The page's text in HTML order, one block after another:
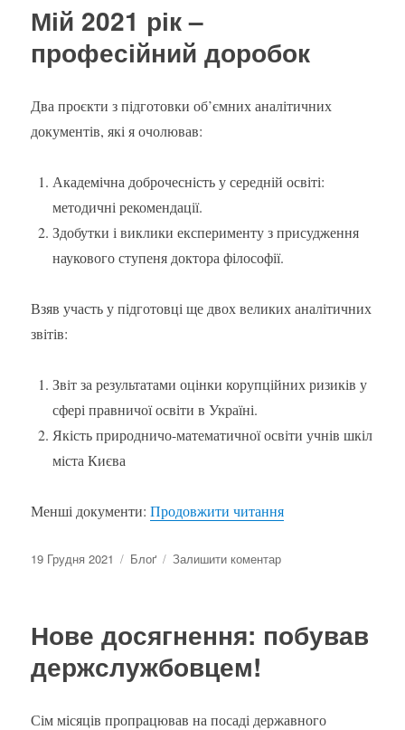
ступеня
Україні
2021
рр.
Мій 2021 рік –
професійний доробок
Два проєкти з підготовки об’ємних аналітичних
документів, які я очолював:
Академічна доброчесність у середній освіті:
методичні рекомендації.
Здобутки і виклики експерименту з присудження
наукового ступеня доктора філософії.
Взяв участь у підготовці ще двох великих аналітичних
звітів:
Звіт за результатами оцінки корупційних ризиків у
сфері правничої освіти в Україні.
Якість природничо-математичної освіти учнів шкіл
міста Києва
Менші документи:Продовжити читання“Мій 2021 рік –
Оприлюднено
19 Грудня 2021 Категорії
Блоґ Залишити коментардо
–
професійний
Нове досягнення: побував
держслужбовцем!
Сім місяців пропрацював на посаді державного